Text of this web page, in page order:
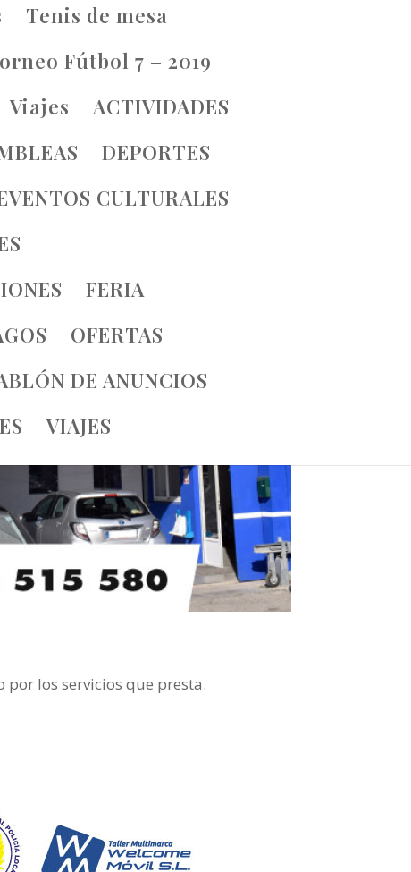
Tenis de mesa
Fútbol 7 – 2019
Viajes
ACTIVIDADES
DEPORTES
CULTURALES
FERIA
OFERTAS
DE ANUNCIOS
VIAJES
por los servicios que presta.